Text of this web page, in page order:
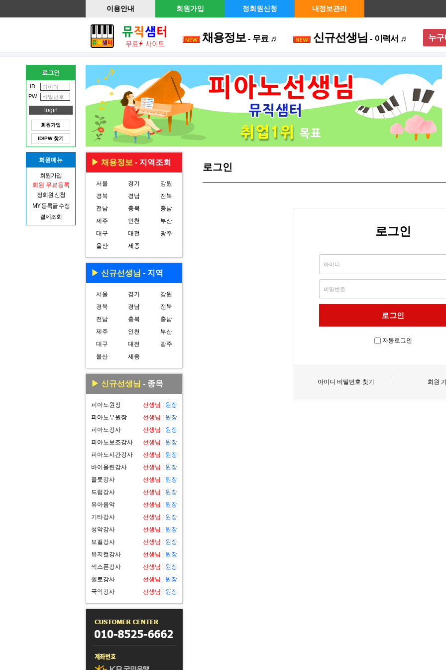
이용안내 회원가입 정회원신청 내정보관리
채용정보- 무료 ♬ 신규선생님 - 이력서 ♬ 누
▶ 채용정보 - 지역조회
서울 경기
강원
경북
경남
전북
전남
충북
충남
제주
인천
부산
대구
대전
광주
울산
세종
▶ 신규선생님 - 지역
서울 경기
강원
경북
경남
전북
전남
충북
충남
제주
인천
부산
대구
대전
광주
울산
세종
▶ 신규선생님 - 종목
피아노원장 선생님
원장
피아노부원장
선생님
원장
피아노강사
선생님
원장
피아노보조강사
선생님
원장
피아노시간강사
선생님
원장
바이올린강사
선생님
원장
플룻강사
선생님
원장
드럼강사
선생님
원장
유아음악
선생님
원장
기타강사
선생님
원장
성악강사
선생님
원장
보컬강사
선생님
원장
뮤지컬강사
선생님
원장
색스폰강사
선생님
원장
첼로강사
선생님
원장
국악강사
선생님 원장
로그인
로그인
자동로그인
아이디 비밀번호 찾기 회원
로그인
ID
PW
회원가입
ID/PW 찾기
회원메뉴
회원가입
회원 무료등록
정회원 신청
MY 등록글 수정
결제조회